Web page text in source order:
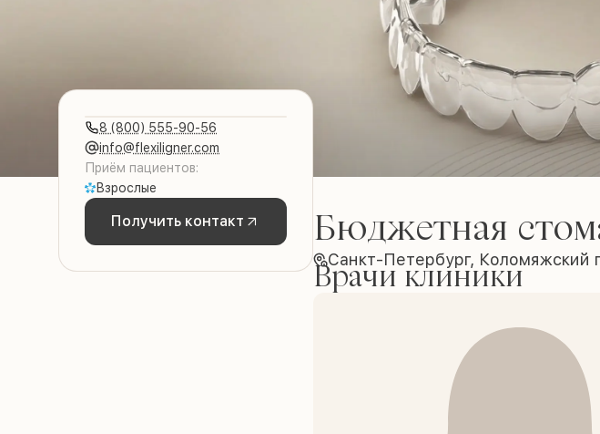
8 (800) 555-90-56
info@flexiligner.com
Приём пациентов:
Взрослые
Получить контакт Бюджетная
Санкт-Петербург, Коломяжский
Врачи клиники